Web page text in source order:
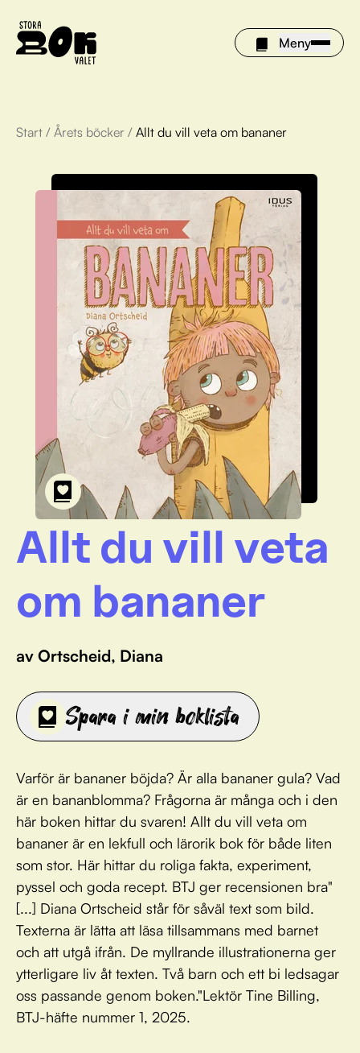
Meny
Årets böcker
Om Stora bokvalet
Olivia tipsar
Vinnare
FAQ
För bibliotek
Start / Årets böcker / Allt du vill veta om bananer
Allt du vill veta
om bananer
av Ortscheid, Diana
Spara i min boklista
Varför är bananer böjda? Är alla bananer gula? Vad
är en bananblomma? Frågorna är många och i den
här boken hittar du svaren! Allt du vill veta om
bananer är en lekfull och lärorik bok för både liten
som stor. Här hittar du roliga fakta, experiment,
pyssel och goda recept. BTJ ger recensionen bra"
[...] Diana Ortscheid står för såväl text som bild.
Texterna är lätta att läsa tillsammans med barnet
och att utgå ifrån. De myllrande illustrationerna ger
ytterligare liv åt texten. Två barn och ett bi ledsagar
oss passande genom boken."Lektör Tine Billing,
BTJ-häfte nummer 1, 2025.